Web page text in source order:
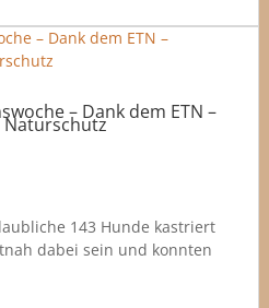
– Dank dem ETN –
Naturschutz
143 Hunde kastriert
dabei sein und konnten